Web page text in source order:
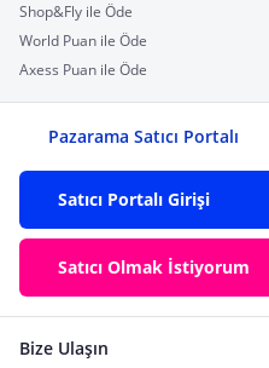
Shop&Fly ile Öde
World Puan ile Öde
Axess Puan ile Öde
Pazarama Satıcı Portalı
Satıcı Portalı Girişi
Satıcı Olmak İstiyorum
Bize Ulaşın